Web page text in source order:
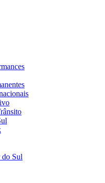
do Sul